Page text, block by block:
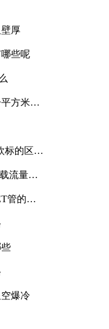
厚
些呢
方米能
标的区别
流量解
管的合
爆冷